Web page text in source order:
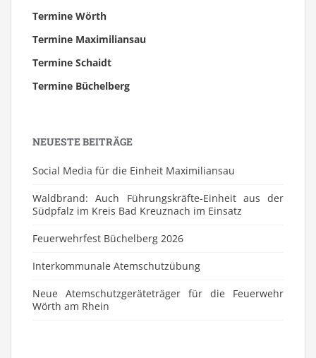
Termine Wörth
Termine Maximiliansau
Termine Schaidt
Termine Büchelberg
NEUESTE BEITRÄGE
Social Media für die Einheit Maximiliansau
Waldbrand: Auch Führungskräfte-Einheit aus der
Südpfalz im Kreis Bad Kreuznach im Einsatz
Feuerwehrfest Büchelberg 2026
⁠Interkommunale Atemschutzübung
Neue Atemschutzgeräteträger für die Feuerwehr
Wörth am Rhein